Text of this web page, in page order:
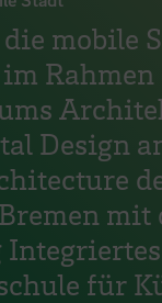
mobile
Rahmen
Design
mit
für